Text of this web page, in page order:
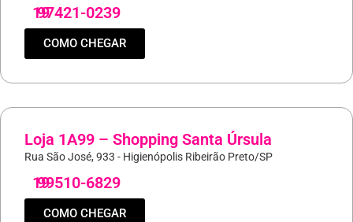
19
97421-0239
COMO CHEGAR
Loja 1A99 – Shopping Santa Úrsula
Rua São José, 933 - Higienópolis Ribeirão Preto/SP
19
99510-6829
COMO CHEGAR